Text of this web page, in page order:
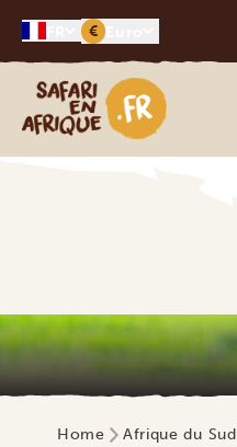
€
Safari en Afrique
Home Afrique du Sud